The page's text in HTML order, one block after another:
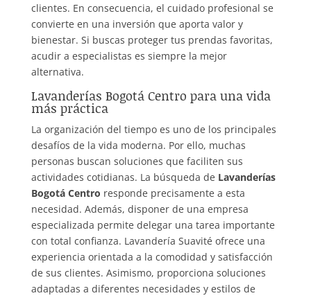
clientes. En consecuencia, el cuidado profesional se
convierte en una inversión que aporta valor y
bienestar. Si buscas proteger tus prendas favoritas,
acudir a especialistas es siempre la mejor
alternativa.
Lavanderías Bogotá Centro para una vida
más práctica
La organización del tiempo es uno de los principales
desafíos de la vida moderna. Por ello, muchas
personas buscan soluciones que faciliten sus
actividades cotidianas. La búsqueda de Lavanderías
Bogotá Centro responde precisamente a esta
necesidad. Además, disponer de una empresa
especializada permite delegar una tarea importante
con total confianza. Lavandería Suavité ofrece una
experiencia orientada a la comodidad y satisfacción
de sus clientes. Asimismo, proporciona soluciones
adaptadas a diferentes necesidades y estilos de